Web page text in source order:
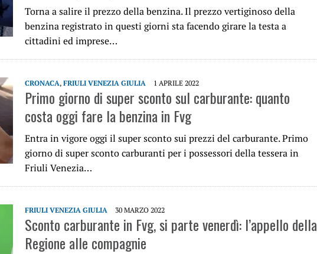
Torna a salire il prezzo della benzina. Il prezzo vertiginoso della
benzina registrato in questi giorni sta facendo girare la testa a
cittadini ed imprese…
CRONACA, FRIULI VENEZIA GIULIA 1 APRILE 2022
Primo giorno di super sconto sul carburante: quanto
costa oggi fare la benzina in Fvg
Entra in vigore oggi il super sconto sui prezzi del carburante. Primo
giorno di super sconto carburanti per i possessori della tessera in
Friuli Venezia…
FRIULI VENEZIA GIULIA 30 MARZO 2022
Sconto carburante in Fvg, si parte venerdì: l’appello della
Regione alle compagnie